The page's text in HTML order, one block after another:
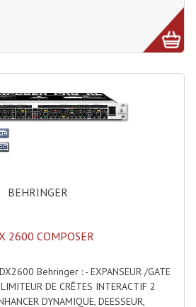
À Etincelles Froides
& Canon À Confettis
Machines À Bulles
À Fumée Lourde
Liquide À Bulles
BEHRINGER
2600 COMPOSER
Behringer : - EXPANSEUR /GATE
DE CRÊTES INTERACTIF 2
DYNAMIQUE, DEESSEUR,